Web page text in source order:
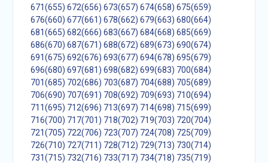
671(655) 672(656) 673(657) 674(658) 675(659)
676(660) 677(661) 678(662) 679(663) 680(664)
681(665) 682(666) 683(667) 684(668) 685(669)
686(670) 687(671) 688(672) 689(673) 690(674)
691(675) 692(676) 693(677) 694(678) 695(679)
696(680) 697(681) 698(682) 699(683) 700(684)
701(685) 702(686) 703(687) 704(688) 705(689)
706(690) 707(691) 708(692) 709(693) 710(694)
711(695) 712(696) 713(697) 714(698) 715(699)
716(700) 717(701) 718(702) 719(703) 720(704)
721(705) 722(706) 723(707) 724(708) 725(709)
726(710) 727(711) 728(712) 729(713) 730(714)
731(715) 732(716) 733(717) 734(718) 735(719)